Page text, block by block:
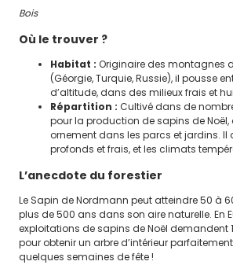
Bois
Où le trouver ?
Habitat : Originaire des montagnes
(Géorgie, Turquie, Russie), il pousse
d’altitude, dans des milieux frais et
Répartition : Cultivé dans de
pour la production de sapins de Noël,
ornement dans les parcs et jardins. Il
profonds et frais, et les climats
L’anecdote du forestier
Le Sapin de Nordmann peut atteindre 50 à
plus de 500 ans dans son aire naturelle. En
exploitations de sapins de Noël demandent
pour obtenir un arbre d’intérieur
quelques semaines de fête !